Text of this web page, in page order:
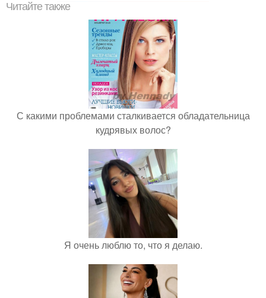
Читайте также
С какими проблемами сталкивается обладательница
кудрявых волос?
Я очень люблю то, что я делаю.